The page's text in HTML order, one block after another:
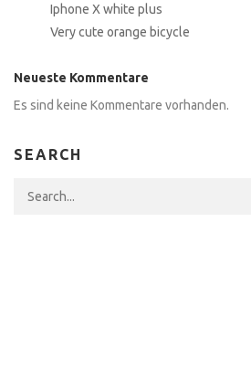
Iphone X white plus
Very cute orange bicycle
Neueste Kommentare
Es sind keine Kommentare vorhanden.
SEARCH
Search for: